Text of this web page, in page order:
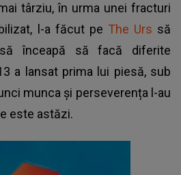
târziu, în urma unei fracturi
l-a făcut pe The Urs să
înceapă să facă diferite
a lansat prima lui piesă, sub
munca și perseverența l-au
este astăzi.